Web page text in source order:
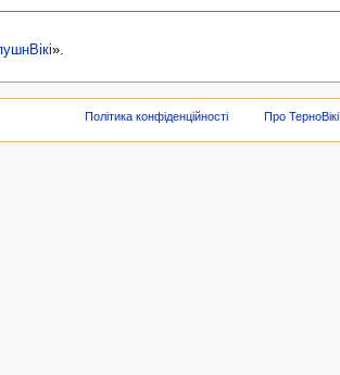
».
Політика конфіденційності Про ТерноВікі